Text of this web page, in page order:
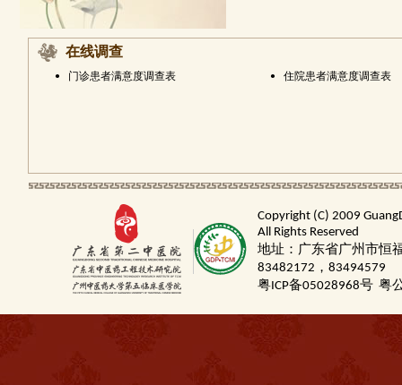
在线调查
• 门诊患者满意度调查表 • 住院患者满意度调查表
Copyright (C) 2009
All Rights Reserved
地址：广东省广州市
83482172，83494579
粤ICP备05028968号 粤